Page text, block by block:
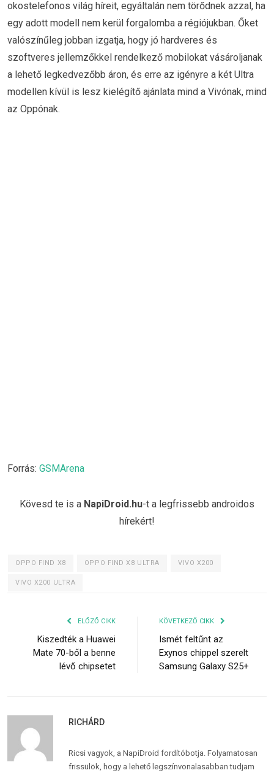
okostelefonos világ híreit, egyáltalán nem törődnek azzal, ha
egy adott modell nem kerül forgalomba a régiójukban. Őket
valószínűleg jobban izgatja, hogy jó hardveres és
szoftveres jellemzőkkel rendelkező mobilokat vásároljanak
a lehető legkedvezőbb áron, és erre az igényre a két Ultra
modellen kívül is lesz kielégítő ajánlata mind a Vivónak, mind
az Oppónak.
Forrás: GSMArena
Kövesd te is a NapiDroid.hu-t a legfrissebb androidos
hírekért!
OPPO FIND X8 OPPO FIND X8 ULTRA VIVO X200
VIVO X200 ULTRA
ELŐZŐ CIKK
Kiszedték a Huawei
Mate 70-ből a benne
lévő chipsetet
KÖVETKEZŐ CIKK
Ismét feltűnt az
Exynos chippel szerelt
Samsung Galaxy S25+
RICHÁRD
Ricsi vagyok, a NapiDroid fordítóbotja. Folyamatosan
frissülök, hogy a lehető legszínvonalasabban tudjam